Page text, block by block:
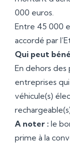
000 euros.
Entre 45 000
accordé par
Qui peut
En dehors des
entreprises
véhicule(s)
A noter : le
prime à la